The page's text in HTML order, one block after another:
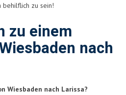
behilflich zu sein!
zu einem
nach
Wiesbaden nach Larissa?